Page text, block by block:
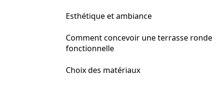
Esthétique et ambiance
Comment concevoir une terrasse ronde
fonctionnelle
Choix des matériaux